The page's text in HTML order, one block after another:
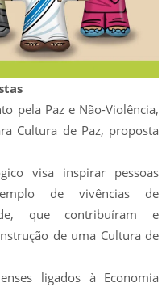
pela Paz e Não-Violência,
Cultura de Paz, proposta
visa inspirar pessoas
de vivências de
que contribuíram e
de uma Cultura de
ligados à Economia